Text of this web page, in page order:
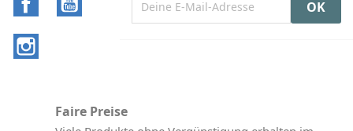
Faire Preise